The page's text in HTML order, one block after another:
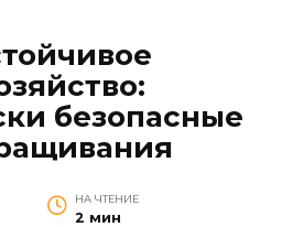
безопасные
НА ЧТЕНИЕ
2 мин